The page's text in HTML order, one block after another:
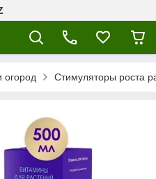
огород Стимуляторы роста